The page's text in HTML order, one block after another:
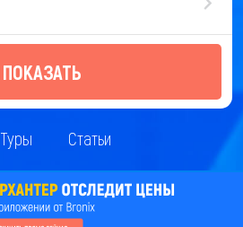
ПОКАЗАТЬ
Туры Статьи